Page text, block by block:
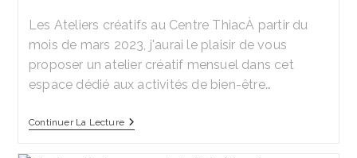
Les Ateliers créatifs au Centre ThiacÀ partir du
mois de mars 2023, j'aurai le plaisir de vous
proposer un atelier créatif mensuel dans cet
espace dédié aux activités de bien-être…
Continuer La LectureATELIER